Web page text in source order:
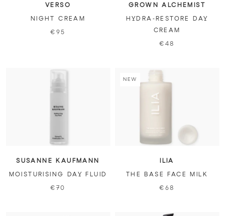
VERSO
NIGHT CREAM
€95
GROWN ALCHEMIST
HYDRA-RESTORE DAY
CREAM
€48
SUSANNE KAUFMANN
MOISTURISING DAY FLUID
€70
NEW
ILIA
THE BASE FACE MILK
€68